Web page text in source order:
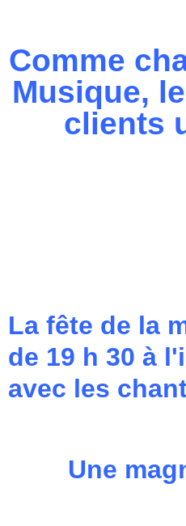
Comme
Musique,
clients
La fête de la
de 19 h 30 à
avec les
Une